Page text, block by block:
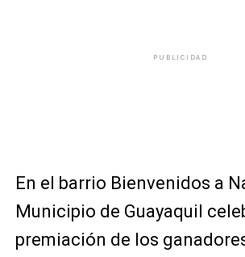
PUBLICIDAD
En el barrio Bienvenidos a
Municipio de Guayaquil
premiación de los